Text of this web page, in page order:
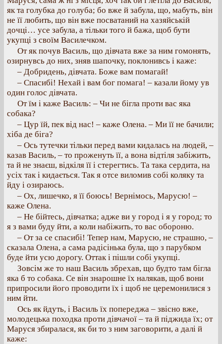
як та голубка до голуба; бо вже й забула, що, мабуть, він
не її любить, що він вже посватаний на хазяйській
дочці… усе забула, а тільки того й бажа, щоб бути
укупці з своїм Василечком.
От як почув Василь, що дівчата вже за ним гомонять,
озирнувсь до них, зняв шапочку, поклонивсь і каже:
– Добридень, дівчата. Боже вам помагай!
– Спасибі! Нехай і вам бог помага! – казали йому ув
один голос дівчата.
От їм і каже Василь: – Чи не бігла проти вас яка
собака?
– Цур їй, пек від нас! – каже Олена. – Ми її не бачили;
хіба де біга?
– Ось тутечки тільки перед вами кидалась на людей, –
казав Василь, – то проженуть її, а вона відтіля забіжить,
та й не знаєш, відкіля її і стерегтись. Та така сердита, на
усіх так і кидається. Так я отсе виломив собі коляку та
йду і озираюсь.
– Ох, лишечко, я її боюсь! Вернімось, Марусю! –
каже Олена.
– Не бійтесь, дівчатка; адже ви у город і я у город; то
я з вами буду йти, а коли набіжить, то вас обороню.
– От за се спасибі! Тепер нам, Марусю, не страшно, –
сказала Олена, а сама радісінька була, що з парубком
буде йти усю дорогу. Оттак і пішли собі укупці.
Зовсім же то наш Василь збрехав, що будто там бігла
яка б то собака. Се він знарошне їх налякав, щоб вони
припросили його проводити їх і щоб не церемонилися з
ним йти.
Ось як йдуть, і Василь їх попереджа – звісно вже,
молодецька походка проти дівчачої – та й піджида їх; от
Маруся збиралася, як би то з ним заговорити, а далі й
каже: